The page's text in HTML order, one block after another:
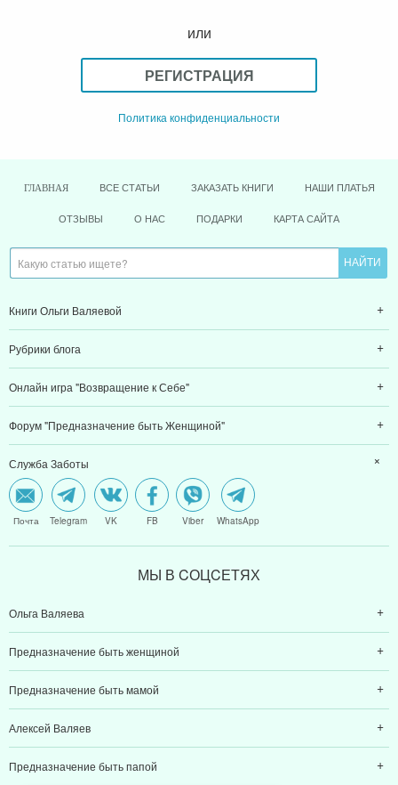
или
РЕГИСТРАЦИЯ
Политика конфиденциальности
ГЛАВНАЯ ВСЕ СТАТЬИ ЗАКАЗАТЬ КНИГИ НАШИ ПЛАТЬЯ
ОТЗЫВЫ О НАС ПОДАРКИ КАРТА САЙТА
Книги Ольги Валяевой
Рубрики блога
Онлайн игра "Возвращение к Себе"
Форум "Предназначение быть Женщиной"
Служба Заботы
Почта Telegram VK FB Viber WhatsApp
МЫ В CОЦCЕТЯХ
Ольга Валяева
Предназначение быть женщиной
Предназначение быть мамой
Алексей Валяев
Предназначение быть папой